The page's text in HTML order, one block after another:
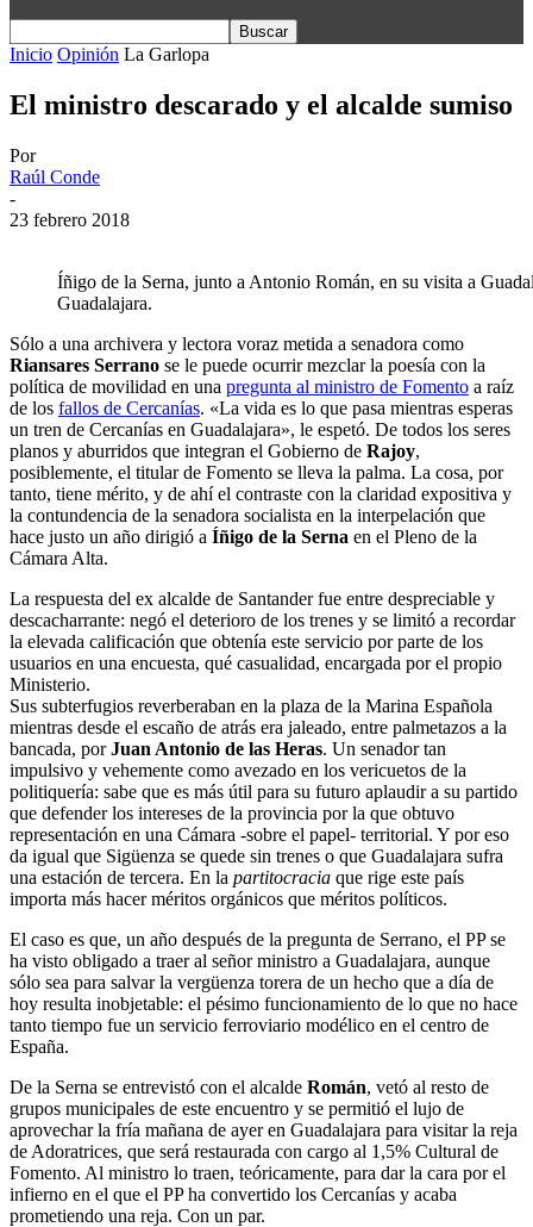
Inicio Opinión La Garlopa
El ministro descarado y el alcalde sumiso
Por
Raúl Conde
-
23 febrero 2018
Íñigo de la Serna, junto a Antonio Román, en su visita a
Guadalajara.
Sólo a una archivera y lectora voraz metida a senadora como
Riansares Serrano se le puede ocurrir mezclar la poesía con la
política de movilidad en una pregunta al ministro de Fomento a raíz
de los fallos de Cercanías. «La vida es lo que pasa mientras esperas
un tren de Cercanías en Guadalajara», le espetó. De todos los seres
planos y aburridos que integran el Gobierno de Rajoy,
posiblemente, el titular de Fomento se lleva la palma. La cosa, por
tanto, tiene mérito, y de ahí el contraste con la claridad expositiva y
la contundencia de la senadora socialista en la interpelación que
hace justo un año dirigió a Íñigo de la Serna en el Pleno de la
Cámara Alta.
La respuesta del ex alcalde de Santander fue entre despreciable y
descacharrante: negó el deterioro de los trenes y se limitó a recordar
la elevada calificación que obtenía este servicio por parte de los
usuarios en una encuesta, qué casualidad, encargada por el propio
Ministerio.
Sus subterfugios reverberaban en la plaza de la Marina Española
mientras desde el escaño de atrás era jaleado, entre palmetazos a la
bancada, porJuan Antonio de las Heras. Un senador tan
impulsivo y vehemente como avezado en los vericuetos de la
politiquería: sabe que es más útil para su futuro aplaudir a su partido
que defender los intereses de la provincia por la que obtuvo
representación en una Cámara -sobre el papel- territorial. Y por eso
da igual que Sigüenza se quede sin trenes o que Guadalajara sufra
una estación de tercera. En la partitocracia que rige este país
importa más hacer méritos orgánicos que méritos políticos.
El caso es que, un año después de la pregunta de Serrano, el PP se
ha visto obligado a traer al señor ministro a Guadalajara, aunque
sólo sea para salvar la vergüenza torera de un hecho que a día de
hoy resulta inobjetable: el pésimo funcionamiento de lo que no hace
tanto tiempo fue un servicio ferroviario modélico en el centro de
España.
De la Serna se entrevistó con el alcalde Román, vetó al resto de
grupos municipales de este encuentro y se permitió el lujo de
aprovechar la fría mañana de ayer en Guadalajara para visitar la reja
de Adoratrices, que será restaurada con cargo al 1,5% Cultural de
Fomento. Al ministro lo traen, teóricamente, para dar la cara por el
infierno en el que el PP ha convertido los Cercanías y acaba
prometiendo una reja. Con un par.